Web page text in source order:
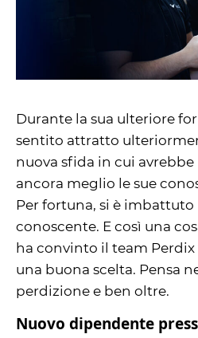
Durante la sua ulteriore
sentito attratto
nuova sfida in cui
ancora meglio le sue
Per fortuna, si è
conoscente. E così una
ha convinto il team Perdix
una buona scelta. Pensa
perdizione e ben oltre.
Nuovo dipendente